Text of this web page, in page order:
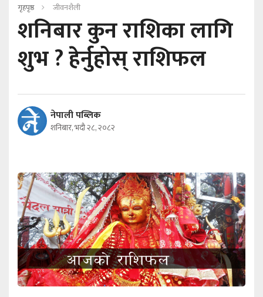
गृहपृष्ठ जीवनशैली
शनिबार कुन राशिका लागि
शुभ ? हेर्नुहोस् राशिफल
नेपाली पब्लिक
शनिबार, भदौ २८, २०८२